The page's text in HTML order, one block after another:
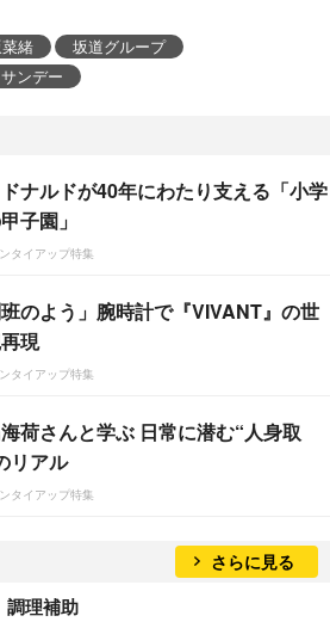
緒
坂道グループ
サンデー
ナルドが40年にわたり支える「小学
子園」
タイアップ特集
班のよう」腕時計で『VIVANT』の世
現
タイアップ特集
荷さんと学ぶ 日常に潜む“人身取
リアル
タイアップ特集
さらに見る
調理補助